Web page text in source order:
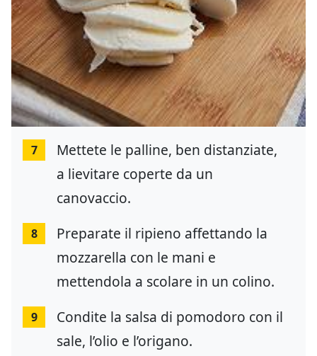
7
Mettete le palline, ben distanziate,
a lievitare coperte da un
canovaccio.
8
Preparate il ripieno affettando la
mozzarella con le mani e
mettendola a scolare in un colino.
9
Condite la salsa di pomodoro con il
sale, l’olio e l’origano.